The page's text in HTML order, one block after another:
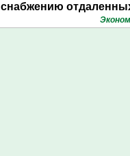
снабжению
поселений с помощью